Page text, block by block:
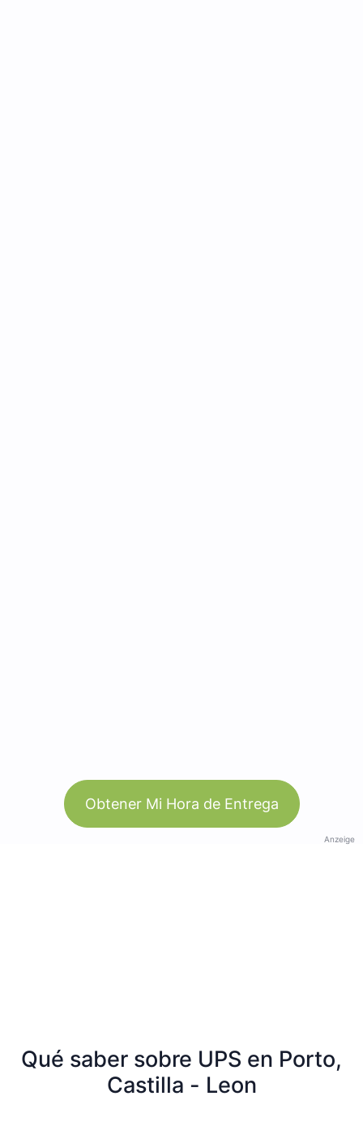
Obtener Mi Hora de Entrega
Anzeige
Qué saber sobre UPS en Porto,
Castilla - Leon